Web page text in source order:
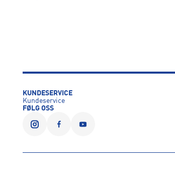
KUNDESERVICE
Kundeservice
FØLG OSS